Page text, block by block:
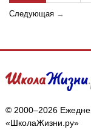
Следующая →
© 2000–2026
«ШколаЖизни.ру»